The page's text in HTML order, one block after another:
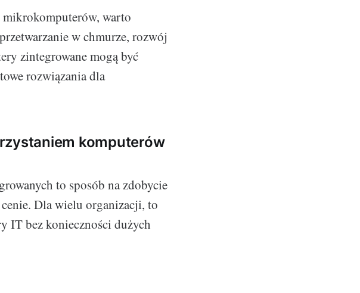
warto
w chmurze, rozwój
zintegrowane mogą być
rozwiązania dla
komputerów
to sposób na zdobycie
Dla wielu organizacji, to
IT bez konieczności dużych